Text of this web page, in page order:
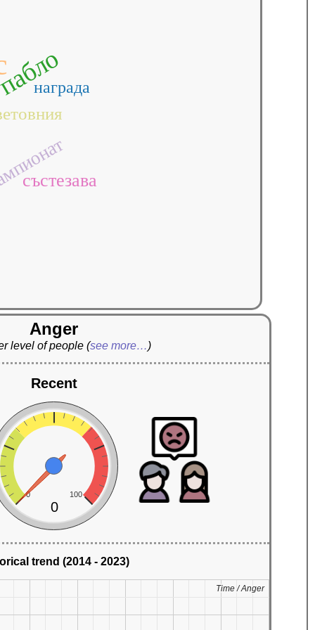
състезава
награда
Anger
level of people(see more…)
Recent
0 100
0
trend (2014 - 2023)
Time / Anger
Time / Anger